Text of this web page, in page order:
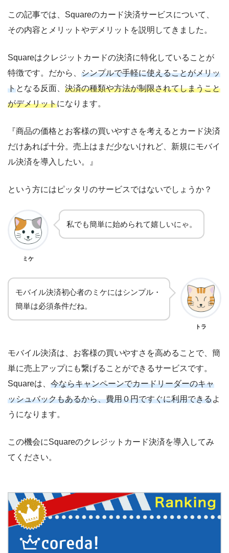
この記事では、Squareのカード決済サービスについて、
その内容とメリットやデメリットを説明してきました。
Squareはクレジットカードの決済に特化していることが
特徴です。だから、 シンプルで手軽に使えることがメリッ
トとなる反面、 決済の種類や方法が制限されてしまうこと
がデメリットになります。
『商品の価格とお客様の買いやすさを考えるとカード決済
だけあれば十分。売上はまだ少ないけれど、新規にモバイ
ル決済を導入したい。』
という方にはピッタリのサービスではないでしょうか？
ミケ
私でも簡単に始められて嬉しいにゃ。
モバイル決済初心者のミケにはシンプル・
簡単は必須条件だね。
トラ
モバイル決済は、お客様の買いやすさを高めることで、簡
単に売上アップにも繋げることができるサービスです。
Squareは、 今ならキャンペーンでカードリーダーのキャ
ッシュバックもあるから、費用０円ですぐに利用できるよ
うになります。
この機会にSquareのクレジットカード決済を導入してみ
てください。